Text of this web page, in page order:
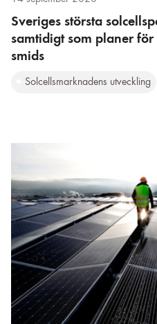
Sveriges största
samtidigt som planer
smids
Solcellsmarknadens utveckling